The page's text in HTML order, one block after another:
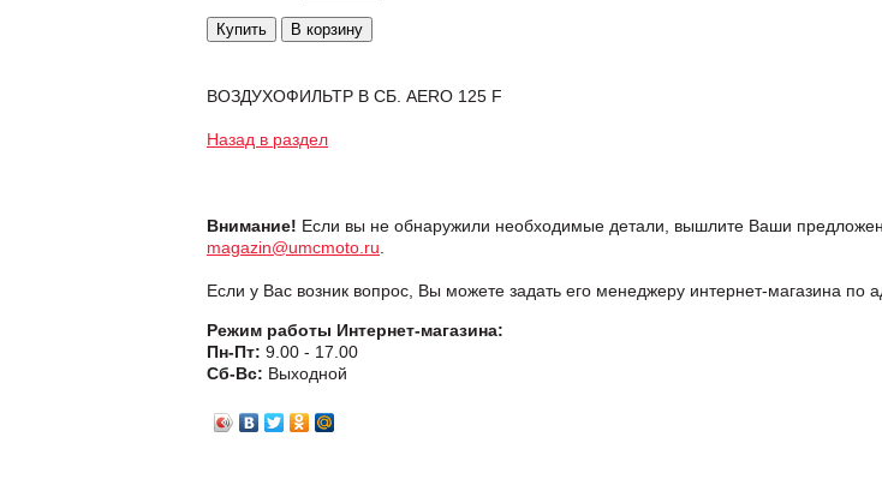
ВОЗДУХОФИЛЬТР В СБ. AERO 125 F
Назад в раздел
Внимание! Если вы не обнаружили необходимые детали, вышлите Ваши
magazin@umcmoto.ru
Если у Вас возник вопрос, Вы можете задать его менеджеру интернет-магазина по
Режим работы Интернет-магазина:
Пн-Пт: 9.00 - 17.00
Сб-Вс: Выходной